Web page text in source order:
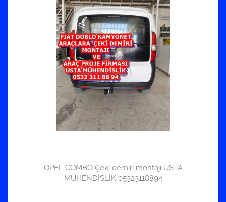
OPEL COMBO Çeki demiri montajı USTA
MÜHENDİSLİK 05323118894